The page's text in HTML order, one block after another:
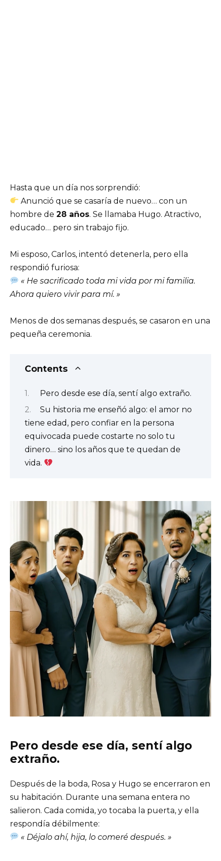
Hasta que un día nos sorprendió:
Anunció que se casaría de nuevo… con un
hombre de 28 años. Se llamaba Hugo. Atractivo,
educado… pero sin trabajo fijo.
Mi esposo, Carlos, intentó detenerla, pero ella
respondió furiosa:
« He sacrificado toda mi vida por mi familia.
Ahora quiero vivir para mí. »
Menos de dos semanas después, se casaron en una
pequeña ceremonia.
Contents
Pero desde ese día, sentí algo extraño.
Su historia me enseñó algo: el amor no
tiene edad, pero confiar en la persona
equivocada puede costarte no solo tu
dinero… sino los años que te quedan de
vida.
Pero desde ese día, sentí algo
extraño.
Después de la boda, Rosa y Hugo se encerraron en
su habitación. Durante una semana entera no
salieron. Cada comida, yo tocaba la puerta, y ella
respondía débilmente:
« Déjalo ahí, hija, lo comeré después. »